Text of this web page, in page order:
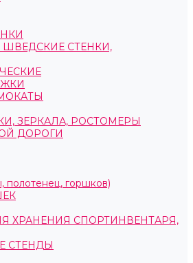
СТЕНКИ,
ЗЕРКАЛА, РОСТОМЕРЫ
ДОРОГИ
горшков)
ХРАНЕНИЯ СПОРТИНВЕНТАРЯ,
СТЕНДЫ